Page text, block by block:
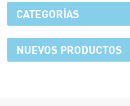
CATEGORÍAS
NUEVOS PRODUCTOS